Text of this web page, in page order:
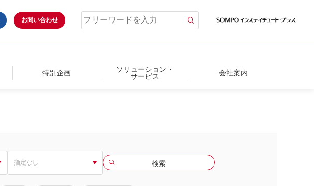
お問い合わせ
特別企画
ソリューション・
サービス
会社案内